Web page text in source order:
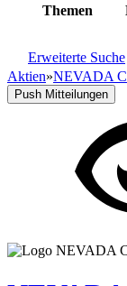
Themen
Erweiterte Suche
Aktien»NEVADA
Push Mitteilungen